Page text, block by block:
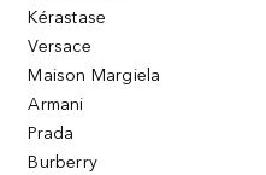
Kérastase
Versace
Maison Margiela
Armani
Prada
Burberry